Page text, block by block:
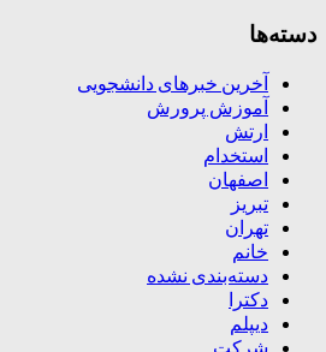
دسته‌ها
آخرین خبرهای دانشجویی
آموزش پرورش
ارتش
استخدام
اصفهان
تبریز
تهران
خانم
دسته‌بندی نشده
دکترا
دیپلم
شرکت